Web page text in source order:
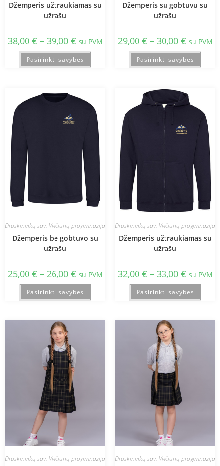
Džemperis užtraukiamas su
užrašu
38,00 € – 39,00 € su PVM
Pasirinkti savybes
Džemperis su gobtuvu su
užrašu
29,00 € – 30,00 € su PVM
Pasirinkti savybes
Druskininkų sav. Viečiūnų progimnazija
Džemperis be gobtuvo su
užrašu
25,00 € – 26,00 € su PVM
Pasirinkti savybes
Druskininkų sav. Viečiūnų progimnazija
Džemperis užtraukiamas su
užrašu
32,00 € – 33,00 € su PVM
Pasirinkti savybes
Druskininkų sav. Viečiūnų progimnazija Druskininkų sav. Viečiūnų progimnazija